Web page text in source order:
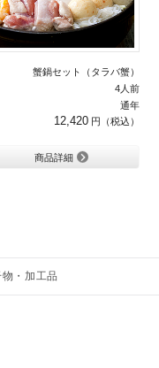
蟹鍋セット（タラバ蟹）
4人前
通年
12,420
商品詳細
・加工品